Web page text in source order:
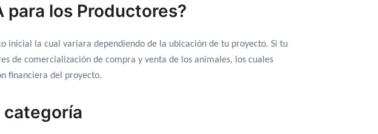
para los Productores?
inicial la cual variara dependiendo de la ubicación de tu proyecto. Si tu
de comercialización de compra y venta de los animales, los cuales
financiera del proyecto.
categoría